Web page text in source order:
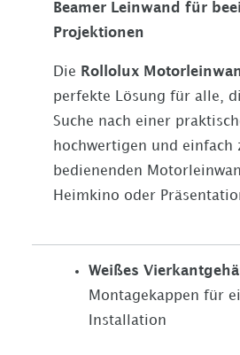
Beamer Leinwand für
Projektionen
Die Rollolux
perfekte Lösung für alle,
Suche nach einer
hochwertigen und einfach
bedienenden
Heimkino oder
Weißes
Montagekappen für
Installation